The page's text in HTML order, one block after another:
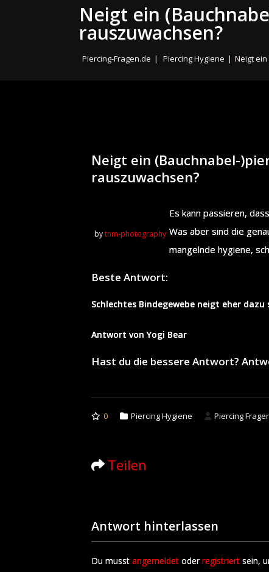
Neigt ein
rauszuwachsen?
Piercing-Fragen.de | Piercing Hygiene | Neigt
Neigt ein (Bauchnabel-
rauszuwachsen?
bytnm-photography
Es kann passieren,
Was aber sind die
mangelnde hygiene,
Beste Antwort:
Schlechtes Bindegewebe neigt eher
Antwort von Yogi Bear
Hast du die bessere Antwort?
0 Piercing Hygiene Piercing
Teilen
Antwort hinterlassen
Du musst angemeldet oderregistriert sein,